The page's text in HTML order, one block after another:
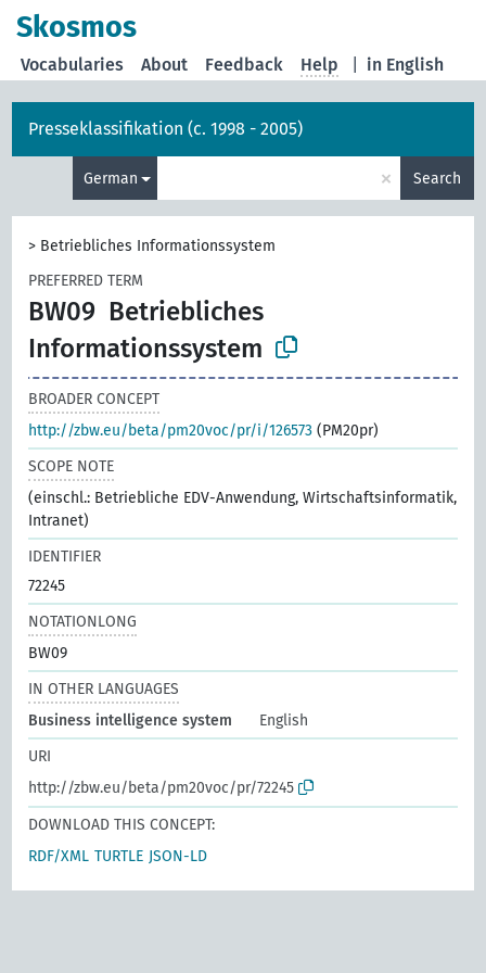
Skosmos
in English
Vocabularies About Feedback Help
Presseklassifikation (c. 1998 - 2005)
German × Search
> Betriebliches Informationssystem
PREFERRED TERM
BW09 Betriebliches
Informationssystem
BROADER CONCEPT
http://zbw.eu/beta/pm20voc/pr/i/126573 (PM20pr)
SCOPE NOTE
(einschl.: Betriebliche EDV-Anwendung, Wirtschaftsinformatik,
Intranet)
IDENTIFIER
72245
NOTATIONLONG
BW09
IN OTHER LANGUAGES
Business intelligence system
English
URI
http://zbw.eu/beta/pm20voc/pr/72245
DOWNLOAD THIS CONCEPT:
RDF/XML TURTLE JSON-LD